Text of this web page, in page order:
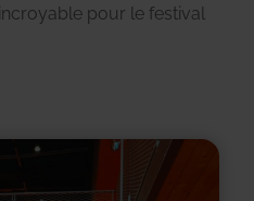
pour le festival